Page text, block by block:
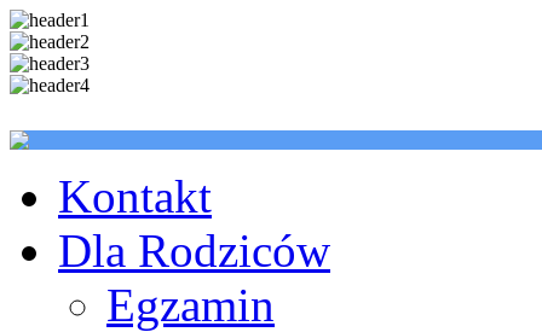
Kontakt
Dla Rodziców
Egzamin